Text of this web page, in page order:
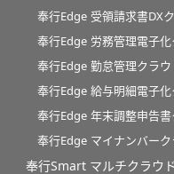
奉行Edge 受領請求書DX
奉行Edge 労務管理電子化
奉行Edge 勤怠管理クラウ
奉行Edge 給与明細電子化
奉行Edge 年末調整申告書
奉行Edge マイナンバーク
奉行Smart マルチクラウド